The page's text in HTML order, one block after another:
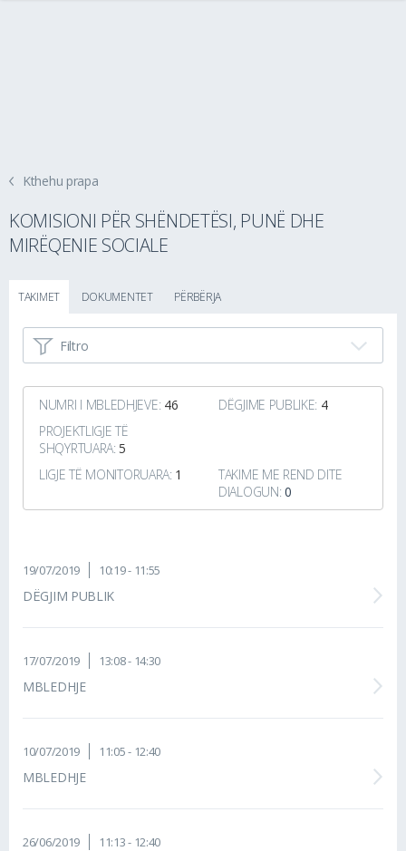
Kthehu prapa
KOMISIONI PËR SHËNDETËSI, PUNË DHE
MIRËQENIE SOCIALE
TAKIMET DOKUMENTET PËRBËRJA
Filtro
NUMRI I MBLEDHJEVE: 46 DËGJIME PUBLIKE: 4
PROJEKTLIGJE TË
SHQYRTUARA:5
LIGJE TË MONITORUARA: 1
TAKIME ME REND DITE
DIALOGUN: 0
19/07/2019 10:19 - 11:55
DËGJIM PUBLIK
17/07/2019 13:08 - 14:30
MBLEDHJE
10/07/2019 11:05 - 12:40
MBLEDHJE
26/06/2019 11:13 - 12:40